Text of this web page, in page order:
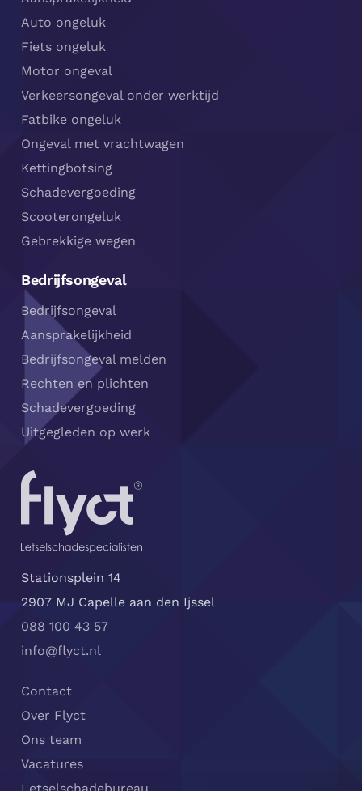
Auto ongeluk
Fiets ongeluk
Motor ongeval
Verkeersongeval onder werktijd
Fatbike ongeluk
Ongeval met vrachtwagen
Kettingbotsing
Schadevergoeding
Scooterongeluk
Gebrekkige wegen
Bedrijfsongeval
Bedrijfsongeval
Aansprakelijkheid
Bedrijfsongeval melden
Rechten en plichten
Schadevergoeding
Uitgegleden op werk
Stationsplein 14
2907 MJ Capelle aan den Ijssel
088 100 43 57
info@flyct.nl
Contact
Over Flyct
Ons team
Vacatures